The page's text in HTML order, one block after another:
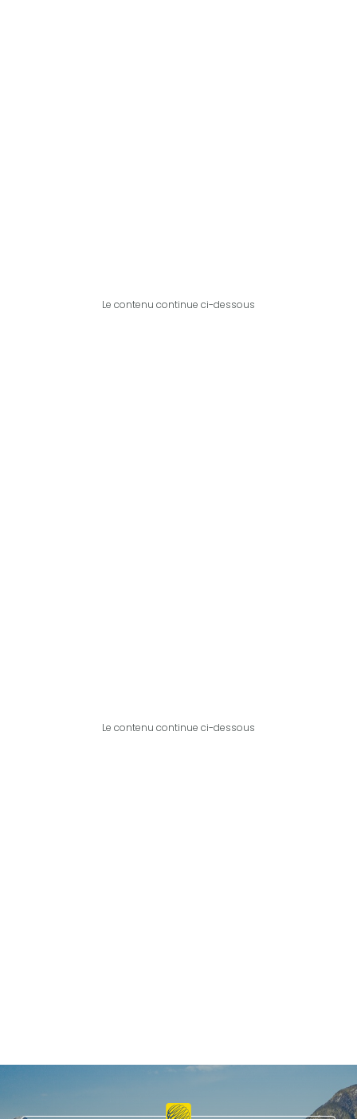
Le contenu continue ci-dessous
Le contenu continue ci-dessous